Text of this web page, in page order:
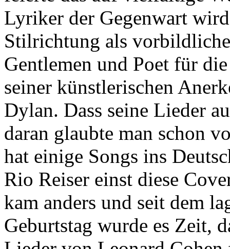
Lyriker der Gegenwart
Stilrichtung als
Gentlemen und Poet für
seiner künstlerischen
Dylan. Dass seine Lieder
daran glaubte man schon
hat einige Songs ins
Rio Reiser einst diese
kam anders und seit dem
Geburtstag wurde es Zeit,